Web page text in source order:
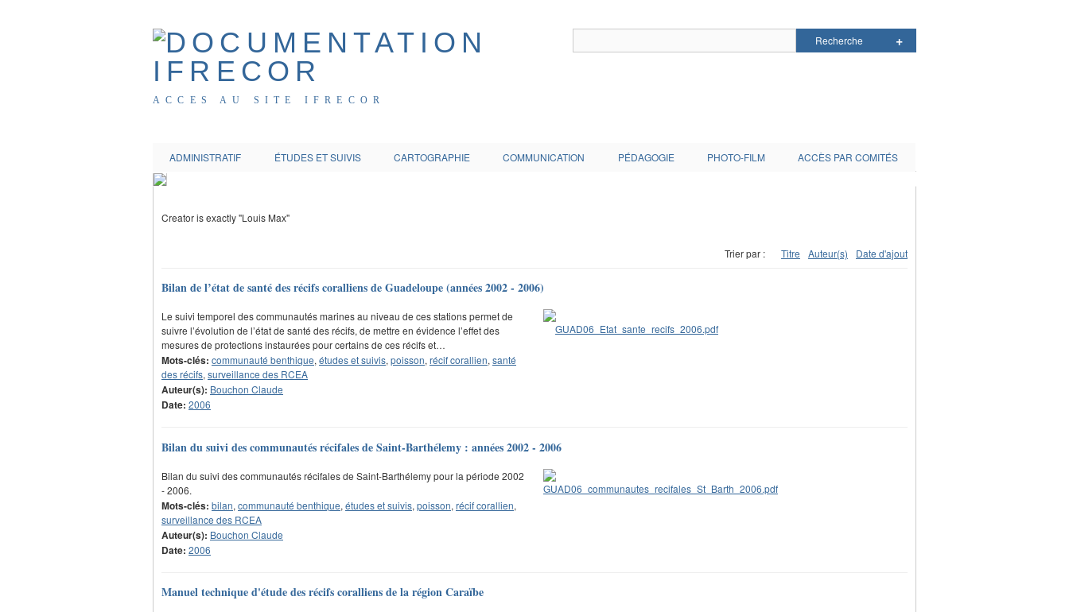
ACCES AU SITE IFRECOR
ADMINISTRATIF ÉTUDES ET SUIVIS CARTOGRAPHIE COMMUNICATION PÉDAGOGIE PHOTO-FILM ACCÈS PAR COMITÉS
Creator is exactly "Louis Max"
Trier par : Titre Auteur(s) Date d'ajout
Bilan de l’état de santé des récifs coralliens de Guadeloupe (années 2002 - 2006)
Le suivi temporel des communautés marines au niveau de ces stations permet de
suivre l’évolution de l’état de santé des récifs, de mettre en évidence l’effet des
mesures de protections instaurées pour certains de ces récifs et…
Mots-clés: communauté benthique, études et suivis, poisson, récif corallien, santé
des récifs, surveillance des RCEA
Auteur(s): Bouchon Claude
Date: 2006
Bilan du suivi des communautés récifales de Saint-Barthélemy : années 2002 - 2006
Bilan du suivi des communautés récifales de Saint-Barthélemy pour la période 2002
- 2006.
Mots-clés: bilan, communauté benthique, études et suivis, poisson, récif corallien,
surveillance des RCEA
Auteur(s): Bouchon Claude
Date: 2006
Manuel technique d'étude des récifs coralliens de la région Caraïbe